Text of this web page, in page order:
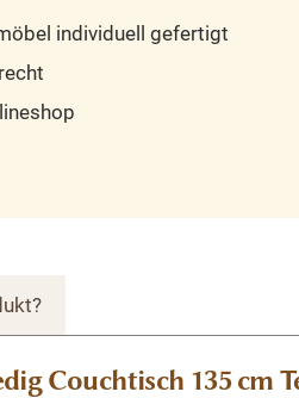
individuell gefertigt
Couchtisch 135 cm